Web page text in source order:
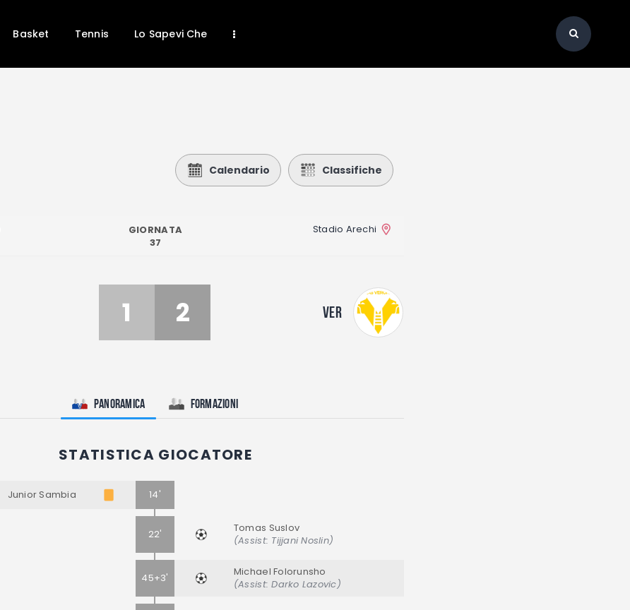
Basket Tennis Lo Sapevi Che
I consigli di Giulia
Calendario Classifiche
GIORNATA
37
Stadio Arechi
VER
1 2
Panoramica Formazioni
STATISTICA GIOCATORE
Junior Sambia 14'
22'
Tomas Suslov
(Assist: Tijjani Noslin)
45+3'
Michael Folorunsho
(Assist: Darko Lazovic)